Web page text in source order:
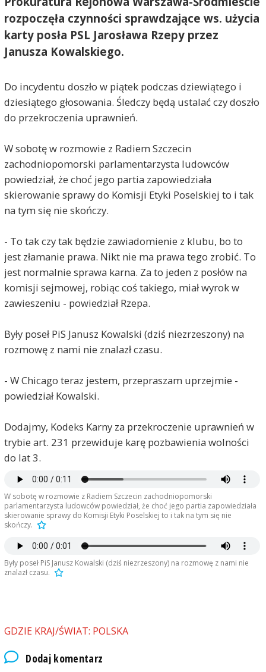
rozpoczęła czynności sprawdzające ws. użycia
karty posła PSL Jarosława Rzepy przez
Janusza Kowalskiego.
Do incydentu doszło w piątek podczas dziewiątego i
dziesiątego głosowania. Śledczy będą ustalać czy doszło
do przekroczenia uprawnień.
W sobotę w rozmowie z Radiem Szczecin
zachodniopomorski parlamentarzysta ludowców
powiedział, że choć jego partia zapowiedziała
skierowanie sprawy do Komisji Etyki Poselskiej to i tak
na tym się nie skończy.
- To tak czy tak będzie zawiadomienie z klubu, bo to
jest złamanie prawa. Nikt nie ma prawa tego zrobić. To
jest normalnie sprawa karna. Za to jeden z posłów na
komisji sejmowej, robiąc coś takiego, miał wyrok w
zawieszeniu - powiedział Rzepa.
Były poseł PiS Janusz Kowalski (dziś niezrzeszony) na
rozmowę z nami nie znalazł czasu.
- W Chicago teraz jestem, przepraszam uprzejmie -
powiedział Kowalski.
Dodajmy, Kodeks Karny za przekroczenie uprawnień w
trybie art. 231 przewiduje karę pozbawienia wolności
do lat 3.
W sobotę w rozmowie z Radiem Szczecin zachodniopomorski
parlamentarzysta ludowców powiedział, że choć jego partia zapowiedziała
skierowanie sprawy do Komisji Etyki Poselskiej to i tak na tym się nie
skończy.
Były poseł PiS Janusz Kowalski (dziś niezrzeszony) na rozmowę z nami nie
znalazł czasu.
GDZIE KRAJ/ŚWIAT: POLSKA
Dodaj komentarz